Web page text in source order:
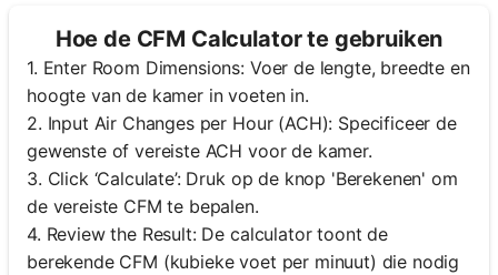
Hoe de CFM Calculator te gebruiken
1. Enter Room Dimensions: Voer de lengte, breedte en
hoogte van de kamer in voeten in.
2. Input Air Changes per Hour (ACH): Specificeer de
gewenste of vereiste ACH voor de kamer.
3. Click ‘Calculate’: Druk op de knop 'Berekenen' om
de vereiste CFM te bepalen.
4. Review the Result: De calculator toont de
berekende CFM (kubieke voet per minuut) die nodig